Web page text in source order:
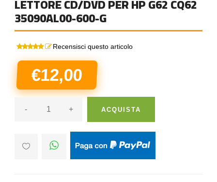
LETTORE CD/DVD PER HP G62 CQ62
35090AL00-600-G
Recensisci questo articolo
€12,00
- + ACQUISTA